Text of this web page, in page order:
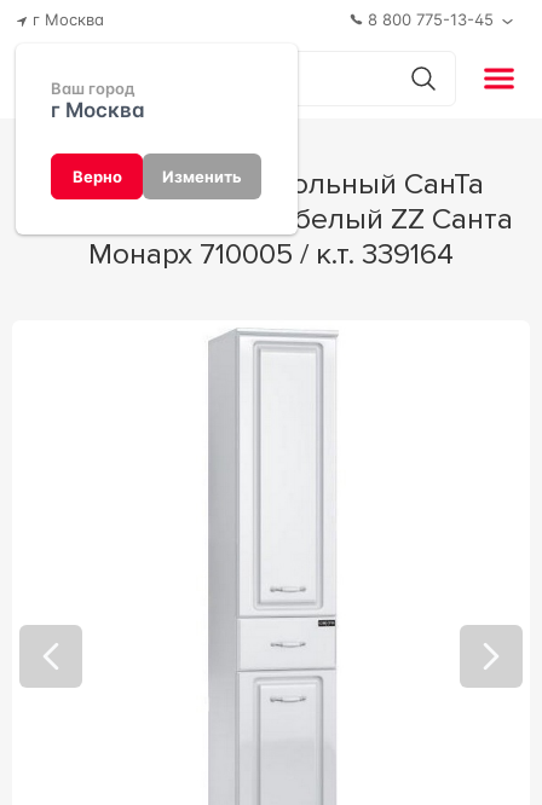
г Москва
Ваш город
г Москва
Верно Изменить
8 800 775-13-45
Шкаф-пенал напольный СанТа
30x30x190 см, цвет белый ZZ Санта
Монарх 710005 / к.т. 339164